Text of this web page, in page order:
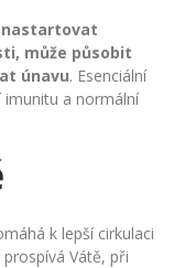
nastartovat
může působit
únavu. Esenciální
imunitu a normální
k lepší cirkulaci
Vátě, při